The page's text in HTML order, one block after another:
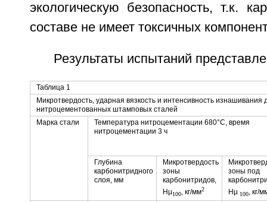
экологическую безопасность, т.к.
составе не имеет токсичных
Результаты испытаний
Таблица 1
Микротвердость, ударная вязкость и интенсивность
нитроцементованных штамповых сталей
Марка стали
Температура нитроцементации 680°C, время
нитроцементации 3 ч
Глубина
карбонитридного
слоя, мм
Микротвердость
зоны
карбонитридов,
Нµ100, кг/мм2
зоны под
Нµ100, кг/